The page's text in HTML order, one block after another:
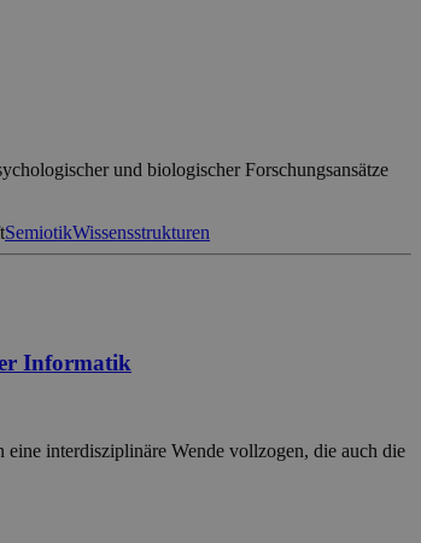
und biologischer Forschungsansätze
SemiotikWissensstrukturen
Informatik
interdisziplinäre Wende vollzogen, die auch die